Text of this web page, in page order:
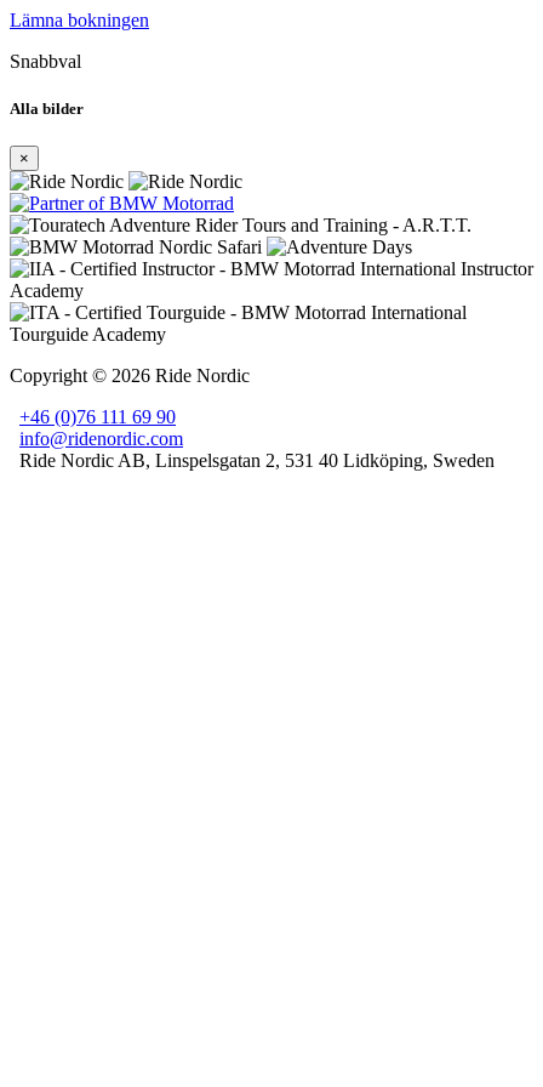
Lämna bokningen
Snabbval
Alla bilder
×
Copyright © 2026 Ride Nordic
+46 (0)76 111 69 90
info@ridenordic.com
Ride Nordic AB, Linspelsgatan 2, 531 40 Lidköping, Sweden